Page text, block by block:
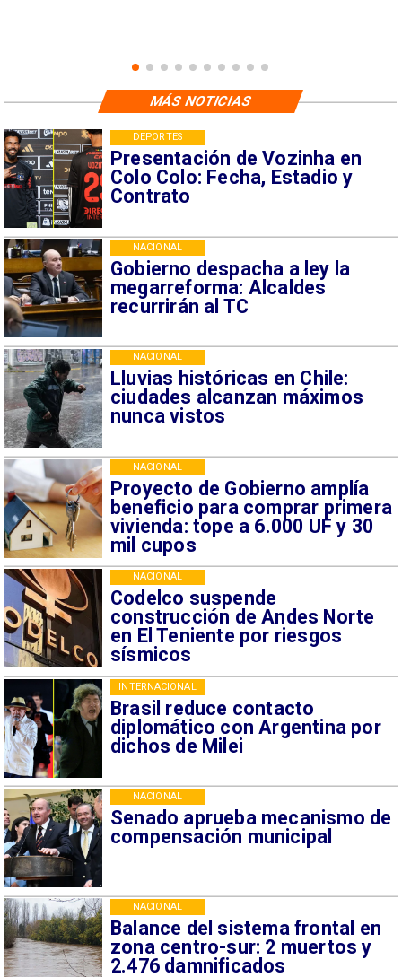
Presentación de Vozinha en
Colo Colo: Fecha, Estadio y
Contrato
DEPORTES
Gobierno despacha a ley la
megarreforma: Alcaldes
recurrirán al TC
NACIONAL
Lluvias históricas en Chile:
ciudades alcanzan máximos
nunca vistos
NACIONAL
Proyecto de Gobierno amplía
beneficio para comprar primera
vivienda: tope a 6.000 UF y 30
mil cupos
NACIONAL
Codelco suspende
construcción de Andes Norte
en El Teniente por riesgos
sísmicos
NACIONAL
Brasil reduce contacto
diplomático con Argentina por
dichos de Milei
INTERNACIONAL
Senado aprueba mecanismo de
compensación municipal
NACIONAL
Balance del sistema frontal en
zona centro-sur: 2 muertos y
2.476 damnificados
NACIONAL
MÁS NOTICIAS